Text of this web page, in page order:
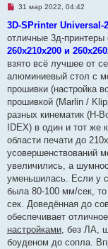
Н
п
о
ч
т
а
н
о
с
о
б
щ
н
и
31 мар 2022, 04:42
3D-SPrinter Universal-
отличные 3д-
260х210х200 и
взято всё лучшее от
алюминиевый стол с
прошивки (настройка
прошивкой (Marlin /
разных кинематик (H-
IDEX) в один и тот же
области печати до
усовершенствований
увеличились, а
уменьшилась. Если у
была 80-100 мм/сек,
сек. Доведённая до
обеспечивает
настройками, без ЛА,
боуденом до сопла.